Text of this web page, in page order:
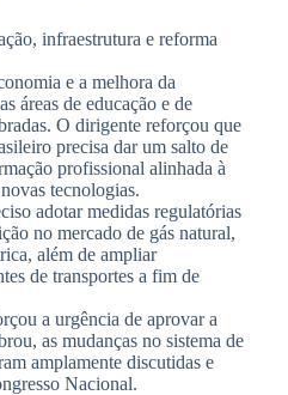
infraestrutura e reforma
e a melhora da
áreas de educação e de
O dirigente reforçou que
precisa dar um salto de
profissional alinhada à
tecnologias.
adotar medidas regulatórias
no mercado de gás natural,
além de ampliar
de transportes a fim de
a urgência de aprovar a
as mudanças no sistema de
amplamente discutidas e
Nacional.